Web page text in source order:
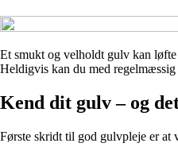
Et smukt og velholdt gulv kan
Heldigvis kan du med
Kend dit gulv – og
Første skridt til god gulvpleje er